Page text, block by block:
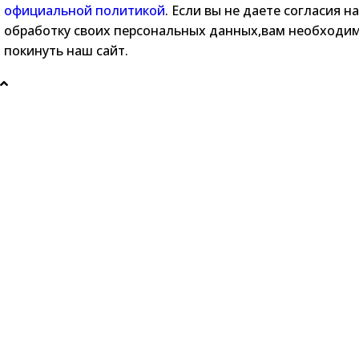
официальной политикой. Если вы не даете согласия на
обработку своих персональных данных,вам
покинуть наш сайт.